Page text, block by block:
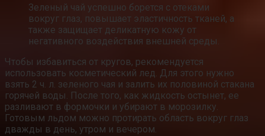
Зеленый чай успешно борется с отеками
вокруг глаз, повышает эластичность тканей, а
также защищает деликатную кожу от
негативного воздействия внешней среды.
Чтобы избавиться от кругов, рекомендуется
использовать косметический лед. Для этого нужно
взять 2 ч. л. зеленого чая и залить их половиной стакана
горячей воды. После того, как жидкость остынет, ее
разливают в формочки и убирают в морозилку.
Готовым льдом можно протирать область вокруг глаз
дважды в день, утром и вечером.